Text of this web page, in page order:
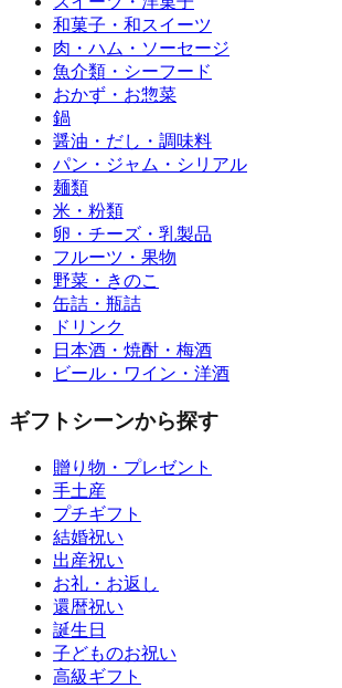
和菓子・和スイーツ
肉・ハム・ソーセージ
魚介類・シーフード
おかず・お惣菜
鍋
醤油・だし・調味料
パン・ジャム・シリアル
麺類
米・粉類
卵・チーズ・乳製品
フルーツ・果物
野菜・きのこ
缶詰・瓶詰
ドリンク
日本酒・焼酎・梅酒
ビール・ワイン・洋酒
ギフトシーンから探す
贈り物・プレゼント
手土産
プチギフト
結婚祝い
出産祝い
お礼・お返し
還暦祝い
誕生日
子どものお祝い
高級ギフト